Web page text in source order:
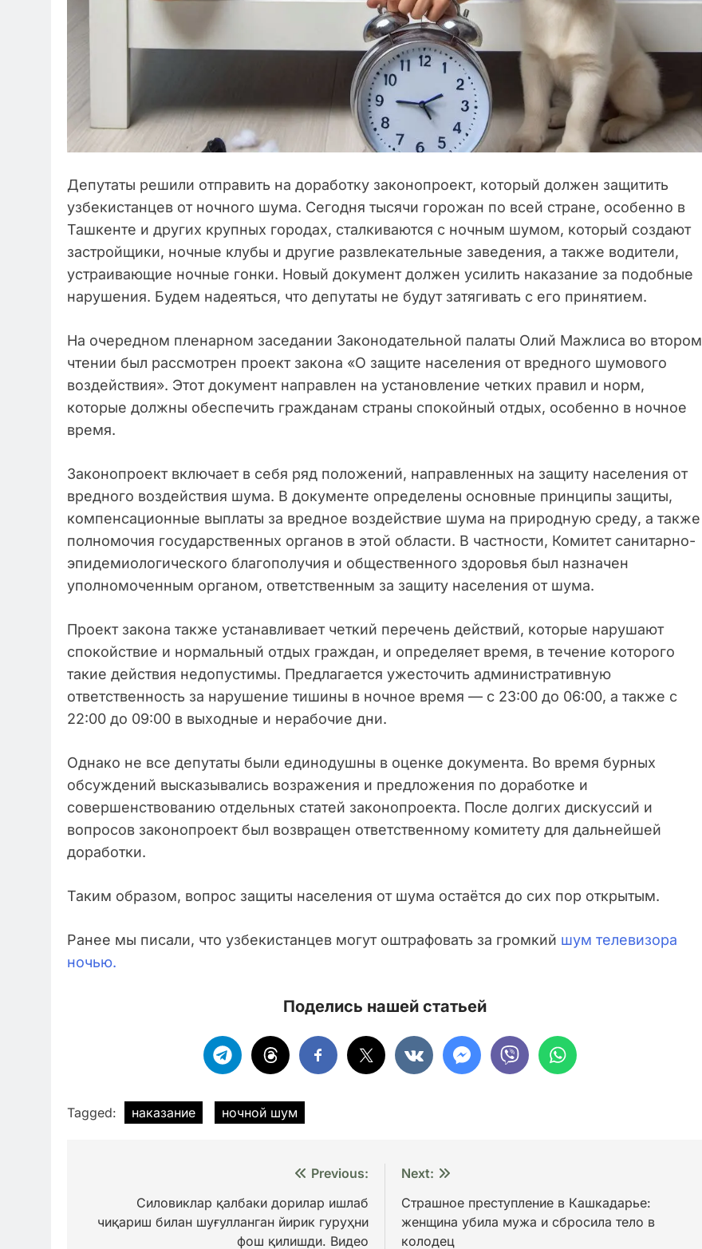
Депутаты решили отправить на доработку законопроект, который должен защитить
узбекистанцев от ночного шума. Сегодня тысячи горожан по всей стране, особенно в
Ташкенте и других крупных городах, сталкиваются с ночным шумом, который создают
застройщики, ночные клубы и другие развлекательные заведения, а также водители,
устраивающие ночные гонки. Новый документ должен усилить наказание за подобные
нарушения. Будем надеяться, что депутаты не будут затягивать с его принятием.
На очередном пленарном заседании Законодательной палаты Олий Мажлиса во втором
чтении был рассмотрен проект закона «О защите населения от вредного шумового
воздействия». Этот документ направлен на установление четких правил и норм,
которые должны обеспечить гражданам страны спокойный отдых, особенно в ночное
время.
Законопроект включает в себя ряд положений, направленных на защиту населения от
вредного воздействия шума. В документе определены основные принципы защиты,
компенсационные выплаты за вредное воздействие шума на природную среду, а также
полномочия государственных органов в этой области. В частности, Комитет санитарно-
эпидемиологического благополучия и общественного здоровья был назначен
уполномоченным органом, ответственным за защиту населения от шума.
Проект закона также устанавливает четкий перечень действий, которые нарушают
спокойствие и нормальный отдых граждан, и определяет время, в течение которого
такие действия недопустимы. Предлагается ужесточить административную
ответственность за нарушение тишины в ночное время — с 23:00 до 06:00, а также с
22:00 до 09:00 в выходные и нерабочие дни.
Однако не все депутаты были единодушны в оценке документа. Во время бурных
обсуждений высказывались возражения и предложения по доработке и
совершенствованию отдельных статей законопроекта. После долгих дискуссий и
вопросов законопроект был возвращен ответственному комитету для дальнейшей
доработки.
Таким образом, вопрос защиты населения от шума остаётся до сих пор открытым.
Ранее мы писали, что узбекистанцев могут оштрафовать за громкий шум телевизора
ночью.
Поделись нашей статьей
Tagged: наказание ночной шум
записям
Previous:
Силовиклар қалбаки дорилар ишлаб
чиқариш билан шуғулланган йирик гуруҳни
фош қилишди. Видео
Next:
Страшное преступление в Кашкадарье:
женщина убила мужа и сбросила тело в
колодец